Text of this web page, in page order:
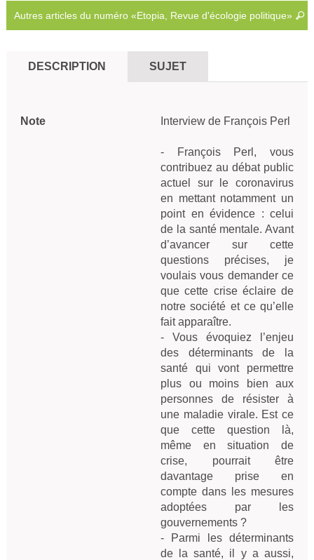
Autres articles du numéro «Etopia, Revue d'écologie politique»
DESCRIPTION SUJET
Note Interview de François Perl
- François Perl, vous
contribuez au débat public
actuel sur le coronavirus
en mettant notamment un
point en évidence : celui
de la santé mentale. Avant
d’avancer sur cette
questions précises, je
voulais vous demander ce
que cette crise éclaire de
notre société et ce qu’elle
fait apparaître.
- Vous évoquiez l’enjeu
des déterminants de la
santé qui vont permettre
plus ou moins bien aux
personnes de résister à
une maladie virale. Est ce
que cette question là,
même en situation de
crise, pourrait être
davantage prise en
compte dans les mesures
adoptées par les
gouvernements ?
- Parmi les déterminants
de la santé, il y a aussi,